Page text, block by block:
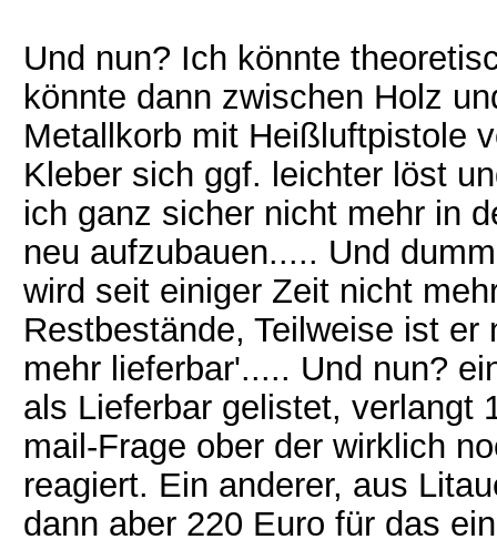
Und nun? Ich könnte
könnte dann zwischen Holz
Metallkorb mit Heißluftpistole
Kleber sich ggf. leichter löst
ich ganz sicher nicht mehr in
neu aufzubauen..... Und
wird seit einiger Zeit nicht
Restbestände, Teilweise ist
mehr lieferbar'..... Und nun?
als Lieferbar gelistet, verlangt
mail-Frage ober der wirklich
reagiert. Ein anderer, aus
dann aber 220 Euro für das